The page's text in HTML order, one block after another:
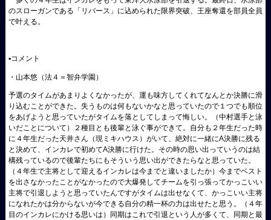
のスローガンである「リバース」に込められた限界突破、王座奪還を部員全員
で叶える。
▪️コメント
・山本悠（法４＝智弁学園）
予選のタイムがあまりよくなかったが、運も味方してくれてなんとか決勝に滑
り込むことができた。失うものは何もないかなと思っていたので１つでも順位
をあげようと思っていたがタイムを落としてしまって悔しい。（中村選手と泳
いだことについて）２種目とも後輩と泳ぐ事ができて。自分も２年生だった時
に４年生だった天井さん（現ミキハウス）がいて、絶対に一緒にA決勝に残る
と決めて、インカレで初めてA決勝に行けた。その時の思い出っていうのは結
構残っているので後輩たちにもそういう思い出ができたらなと思っていた。
（４年生で主将として迎えるインカレは今までと違いましたか）今までベスト
を出さなかったことがなかったので大爆発してチームを引っ張ってかっこいい
主将で引退しようと思っていたんですがタイムは出せなくて、かっこいい主将
になれたかは分からないが今できる自分の精一杯の力は出せたと思う。（４年
目のインカレにかける思いは）同期はこれで引退という人が多くて、同期と最